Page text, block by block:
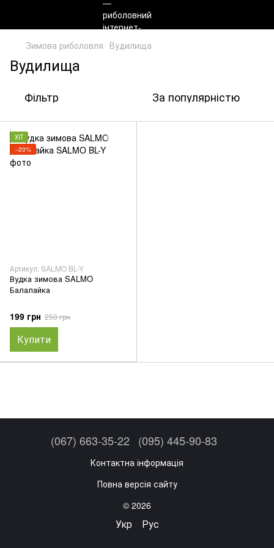
Зимова риболовля Вудилища
Вудилища
Фільтр За популярністю
ХІТ
−20%
Артикул: SALMO BL-Y
Вудка зимова SALMO
Балалайка
199 грн 250 грн
Купити
(067) 663-35-22 (095) 445-90-83
Контактна інформація
Повна версія сайту
© 2026
Укр Рус